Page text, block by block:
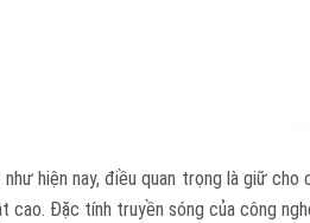
hiện nay, điều quan trọng là giữ
cao. Đặc tính truyền sóng của công